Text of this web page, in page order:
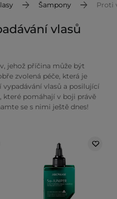
Šampony Proti
vlasů
jehož příčina může být
zvolená péče, která je
vypadávání vlasů a posilující
které pomáhají v boji právě
se s nimi ještě dnes!